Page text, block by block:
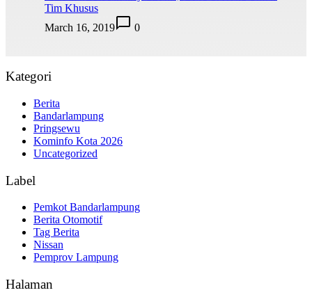
Tim Khusus
March 16, 2019
0
Kategori
Berita
Bandarlampung
Pringsewu
Kominfo Kota 2026
Uncategorized
Label
Pemkot Bandarlampung
Berita Otomotif
Tag Berita
Nissan
Pemprov Lampung
Halaman